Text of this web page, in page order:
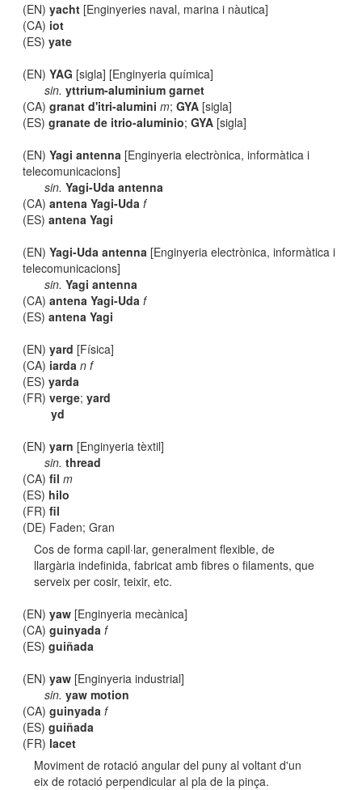
(EN)yacht [Enginyeries naval, marina i nàutica]
(CA) iot
(ES)yate
(EN)YAG [sigla] [Enginyeria química]
sin. yttrium-aluminium garnet
(CA)granat d'itri-alumini m;GYA [sigla]
(ES)granate de itrio-aluminio;GYA [sigla]
(EN)Yagi antenna [Enginyeria electrònica, informàtica i
telecomunicacions]
sin. Yagi-Uda antenna
(CA)antena Yagi-Uda f
(ES)antena Yagi
(EN)Yagi-Uda antenna [Enginyeria electrònica, informàtica i
telecomunicacions]
sin. Yagi antenna
(CA)antena Yagi-Uda f
(ES)antena Yagi
(EN)yard [Física]
(CA) iarda n f
(ES)yarda
(FR)verge;yard
yd
(EN)yarn [Enginyeria tèxtil]
sin. thread
(CA)fil m
(ES) hilo
(FR)fil
(DE) Faden; Gran
Cos de forma capil·lar, generalment flexible, de
llargària indefinida, fabricat amb fibres o filaments, que
serveix per cosir, teixir, etc.
(EN)yaw [Enginyeria mecànica]
(CA)guinyada f
(ES)guiñada
(EN)yaw [Enginyeria industrial]
sin. yaw motion
(CA)guinyada f
(ES)guiñada
(FR) lacet
Moviment de rotació angular del puny al voltant d'un
eix de rotació perpendicular al pla de la pinça.